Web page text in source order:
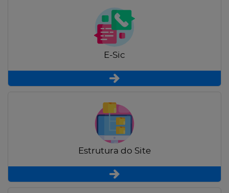
E-Sic
Estrutura do Site